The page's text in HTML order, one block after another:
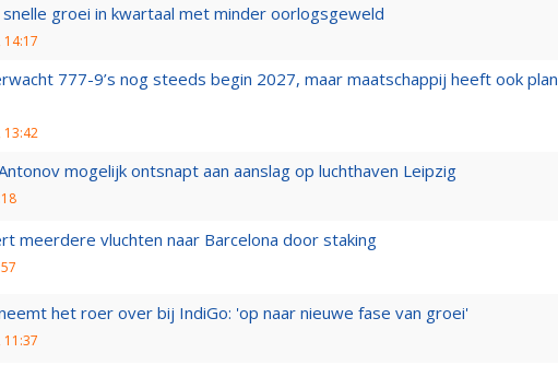
groei in kwartaal met minder oorlogsgeweld
14:17
777-9’s nog steeds begin 2027, maar maatschappij heeft ook plan
13:42
mogelijk ontsnapt aan aanslag op luchthaven Leipzig
meerdere vluchten naar Barcelona door staking
het roer over bij IndiGo: 'op naar nieuwe fase van groei'
11:37